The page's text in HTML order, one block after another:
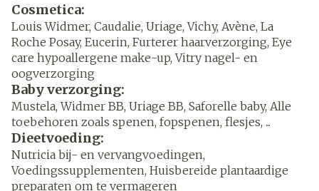
Cosmetica:
Louis Widmer, Caudalie, Uriage, Vichy, Avène, La
Roche Posay, Eucerin, Furterer haarverzorging, Eye
care hypoallergene make-up, Vitry nagel- en
oogverzorging
Baby verzorging:
Mustela, Widmer BB, Uriage BB, Saforelle baby, Alle
toebehoren zoals spenen, fopspenen, flesjes, ...
Dieetvoeding:
Nutricia bij- en vervangvoedingen,
Voedingssupplementen, Huisbereide plantaardige
preparaten om te vermageren